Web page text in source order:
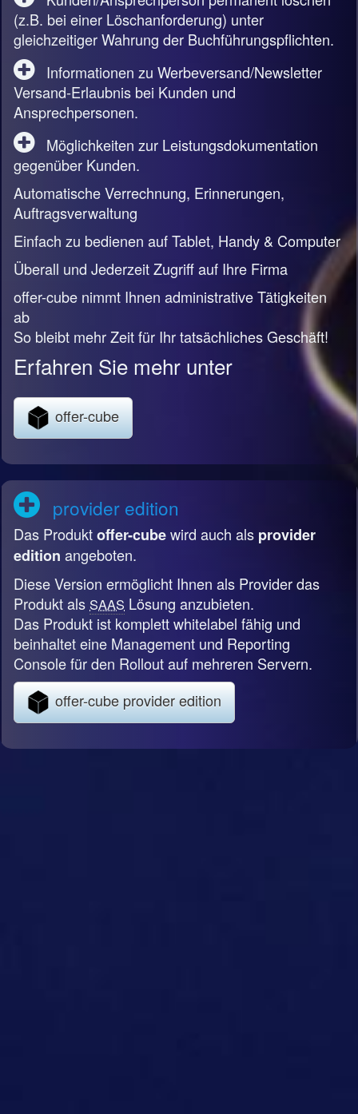
(z.B. bei einer Löschanforderung) unter
gleichzeitiger Wahrung der Buchführungspflichten.
Informationen zu Werbeversand/Newsletter
Versand-Erlaubnis bei Kunden und
Ansprechpersonen.
Möglichkeiten zur Leistungsdokumentation
gegenüber Kunden.
Automatische Verrechnung, Erinnerungen,
Auftragsverwaltung
Einfach zu bedienen auf Tablet, Handy & Computer
Überall und Jederzeit Zugriff auf Ihre Firma
offer-cube nimmt Ihnen administrative Tätigkeiten
ab
So bleibt mehr Zeit für Ihr tatsächliches Geschäft!
Erfahren Sie mehr unter
offer-cube
provider edition
Das Produktoffer-cubewird auch als provider
edition angeboten.
Diese Version ermöglicht Ihnen als Provider das
Produkt als SAAS Lösung anzubieten.
Das Produkt ist komplett whitelabel fähig und
beinhaltet eine Management und Reporting
Console für den Rollout auf mehreren Servern.
offer-cube provider edition